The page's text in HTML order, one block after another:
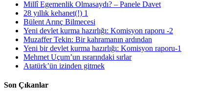
Millî Egemenlik Olmasaydı? – Panele Davet
28 yıllık kehanet(!) 1
Bülent Arınç Bilmecesi
Yeni devlet kurma hazırlığı: Komisyon raporu -2
Muzaffer Tekin: Bir kahramanın ardından
Yeni bir devlet kurma hazırlığı: Komisyon raporu-1
Mehmet Uçum’un ısrarındaki sırlar
Atatürk’ün izinden gitmek
Son Çıkanlar